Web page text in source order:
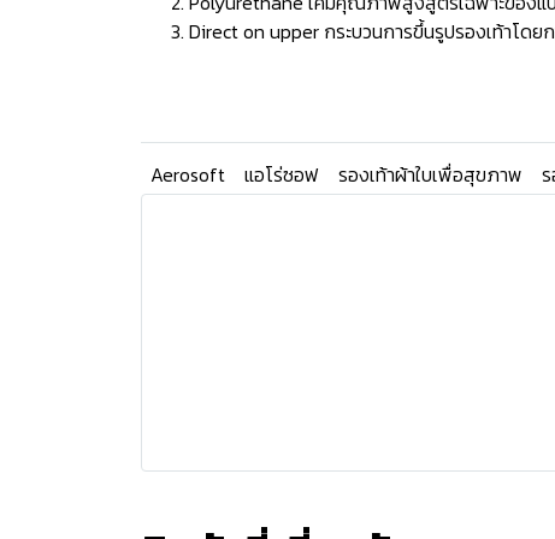
Direct on upper กระบวนการขึ้นรูปรองเท้าโด
Aerosoft แอโร่ซอฟ รองเท้าผ้าใบเพื่อสุขภาพ